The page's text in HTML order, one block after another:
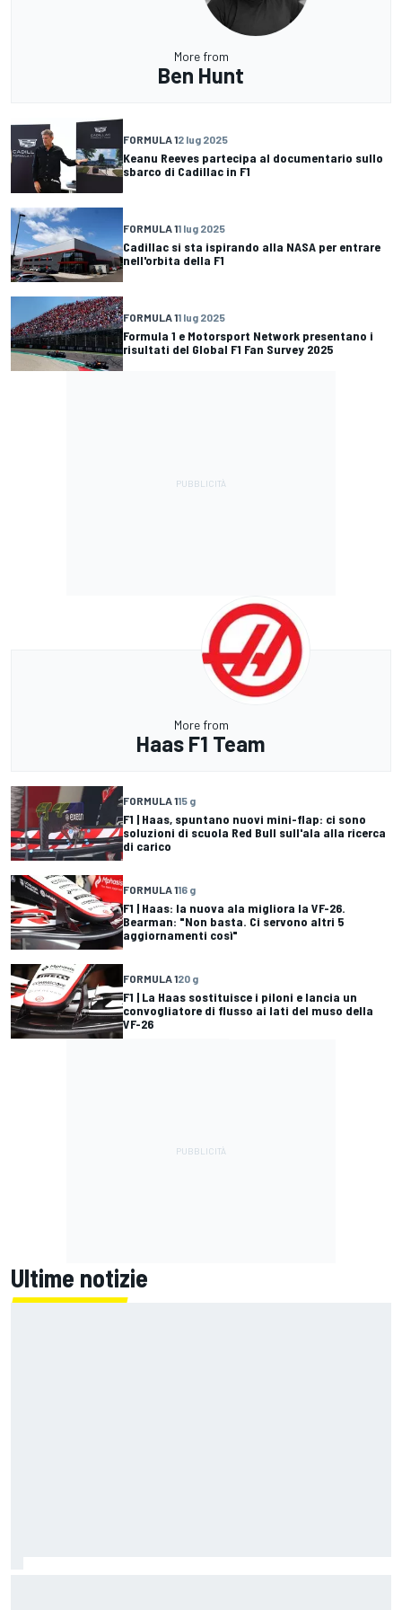
More from
Ben Hunt
FORMULA 12 lug 2025
Keanu Reeves partecipa al documentario sullo
sbarco di Cadillac in F1
FORMULA 11 lug 2025
Cadillac si sta ispirando alla NASA per entrare
nell'orbita della F1
FORMULA 11 lug 2025
Formula 1 e Motorsport Network presentano i
risultati del Global F1 Fan Survey 2025
More from
Haas F1 Team
FORMULA 115 g
F1 | Haas, spuntano nuovi mini-flap: ci sono
soluzioni di scuola Red Bull sull'ala alla ricerca
di carico
FORMULA 116 g
F1 | Haas: la nuova ala migliora la VF-26.
Bearman: "Non basta. Ci servono altri 5
aggiornamenti così"
FORMULA 120 g
F1 | La Haas sostituisce i piloni e lancia un
convogliatore di flusso ai lati del muso della
VF-26
Ultime notizie